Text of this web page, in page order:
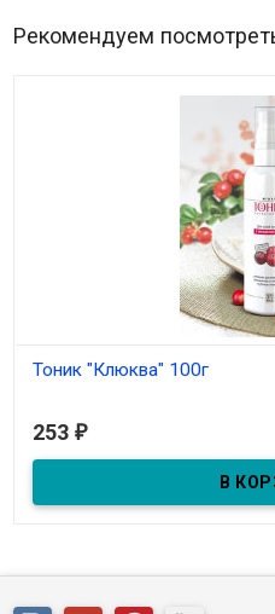
Рекомендуем
Тоник "Клюква" 100г
253 ₽